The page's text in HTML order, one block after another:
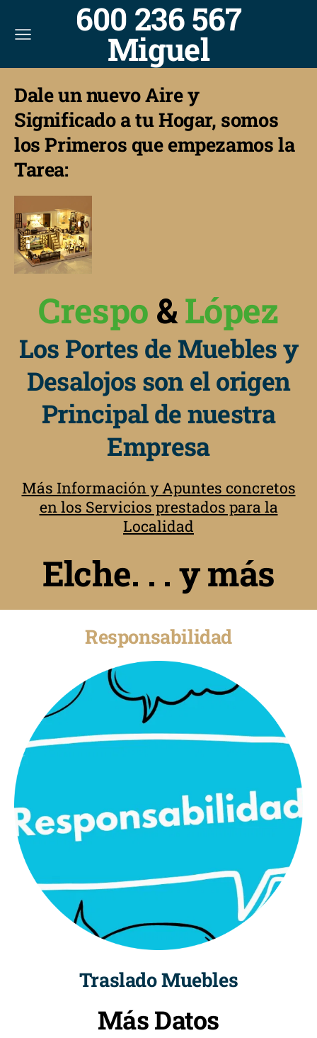
600 236 567
Miguel
Dale un nuevo Aire y
Significado a tu Hogar, somos
los Primeros que empezamos la
Tarea:
Crespo &López
Los Portes de Muebles y
Desalojos son el origen
Principal de nuestra
Empresa
Más Información y Apuntes concretos
en los Servicios prestados para la
Localidad
Elche. . . y más
Responsabilidad
Traslado Muebles
Más Datos